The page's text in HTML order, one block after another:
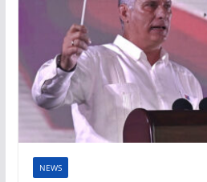
NEWS